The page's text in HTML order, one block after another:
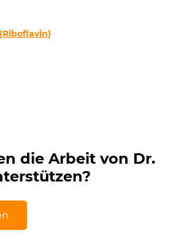
die Arbeit von Dr.